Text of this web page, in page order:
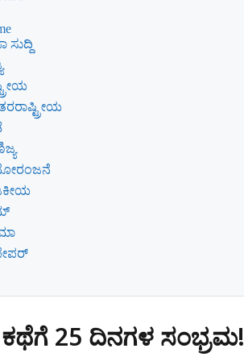
ಸುದ್ದಿ
25 ದಿನಗಳ ಸಂಭ್ರಮ!